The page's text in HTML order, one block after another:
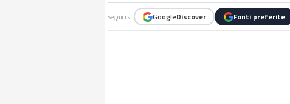
Seguici su GoogleDiscover Fonti preferite